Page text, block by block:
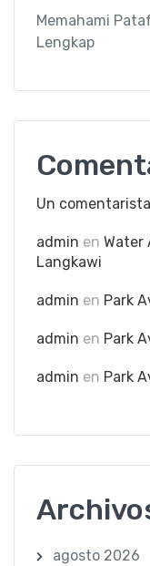
Memahami
Lengkap
Un
admin en Water
Langkawi
admin en Park
admin en Park
admin en Park
agosto 2026